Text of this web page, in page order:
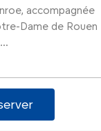
accompagnée
Dame de Rouen